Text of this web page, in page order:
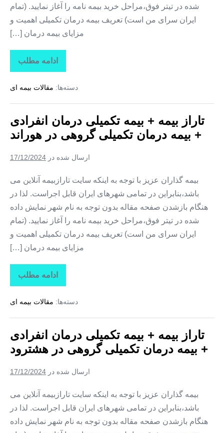
شده در تیتر فوق،مراحل خرید بیمه نامه را آغاز نمایید. (تمام
ایران سرای من است) تعریف بیمه درمان تکمیلی اهمیت و
مزایای بیمه درمان […]
ادامه مطلب
تاراز
بیمه
بیمه
درمان
+
بیمه
درمان
تکمیلی
در
دسته‌ها: مقالات بیمه ای
تاراز بیمه + بیمه تکمیلی درمان انفرادی
+ بیمه درمان تکمیلی گروهی در هوراند
ارسال شده در 17/12/2024
بیمه گذاران عزیز با توجه به اینکه سایت تارازبیمه آنلاین می
باشد،بنابراین در تمامی شهرهای ایران قابل اجراست. لذا در
هنگام بازشدن صفحه مقاله بدون توجه به نام شهر نمایش داده
شده در تیتر فوق،مراحل خرید بیمه نامه را آغاز نمایید. (تمام
ایران سرای من است) تعریف بیمه درمان تکمیلی اهمیت و
مزایای بیمه درمان […]
ادامه مطلب
تاراز
بیمه
بیمه
درمان
+
بیمه
درمان
تکمیلی
در
دسته‌ها: مقالات بیمه ای
تاراز بیمه + بیمه تکمیلی درمان انفرادی
+ بیمه درمان تکمیلی گروهی در هشترود
ارسال شده در 17/12/2024
بیمه گذاران عزیز با توجه به اینکه سایت تارازبیمه آنلاین می
باشد،بنابراین در تمامی شهرهای ایران قابل اجراست. لذا در
هنگام بازشدن صفحه مقاله بدون توجه به نام شهر نمایش داده